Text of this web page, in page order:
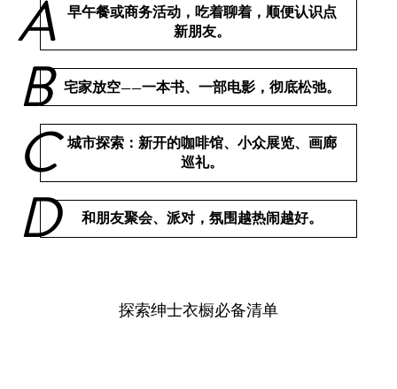
早午餐或商务活动，吃着聊着，顺便认识点
新朋友。
宅家放空——一本书、一部电影，彻底松弛。
城市探索：新开的咖啡馆、小众展览、画廊
巡礼。
和朋友聚会、派对，氛围越热闹越好。
探索绅士衣橱必备清单